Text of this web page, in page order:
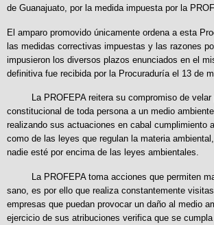
de Guanajuato, por la medida impuesta por la
El amparo promovido únicamente ordena a esta
las medidas correctivas impuestas y las razones
impusieron los diversos plazos enunciados en el
definitiva fue recibida por la Procuraduría el 13 de
La PROFEPA reitera su compromiso de velar
constitucional de toda persona a un medio
realizando sus actuaciones en cabal cumplimiento
como de las leyes que regulan la materia
nadie esté por encima de las leyes ambientales.
La PROFEPA toma acciones que permiten
sano, es por ello que realiza constantemente
empresas que puedan provocar un daño al medio
ejercicio de sus atribuciones verifica que se